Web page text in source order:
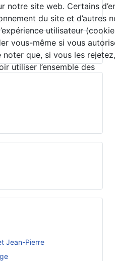
Jean-Pierre
notre site web. Certains
du site et d’autres
utilisateur
vous-même si vous
que, si vous les rejetez,
utiliser l’ensemble des